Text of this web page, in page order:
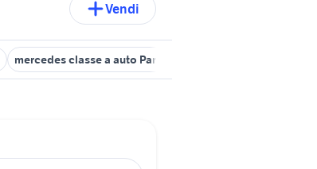
Vendi
mercedes classe a auto Parma provincia